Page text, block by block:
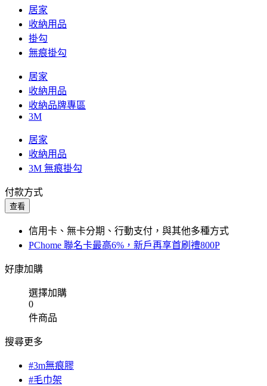
居家
收納用品
掛勾
無痕掛勾
居家
收納用品
收納品牌專區
3M
居家
收納用品
3M 無痕掛勾
付款方式
查看
信用卡、無卡分期、行動支付，與其他多種方式
PChome 聯名卡最高6%，新戶再享首刷禮800P
好康加購
選擇加購
0
件商品
搜尋更多
#3m無痕膠
#毛巾架